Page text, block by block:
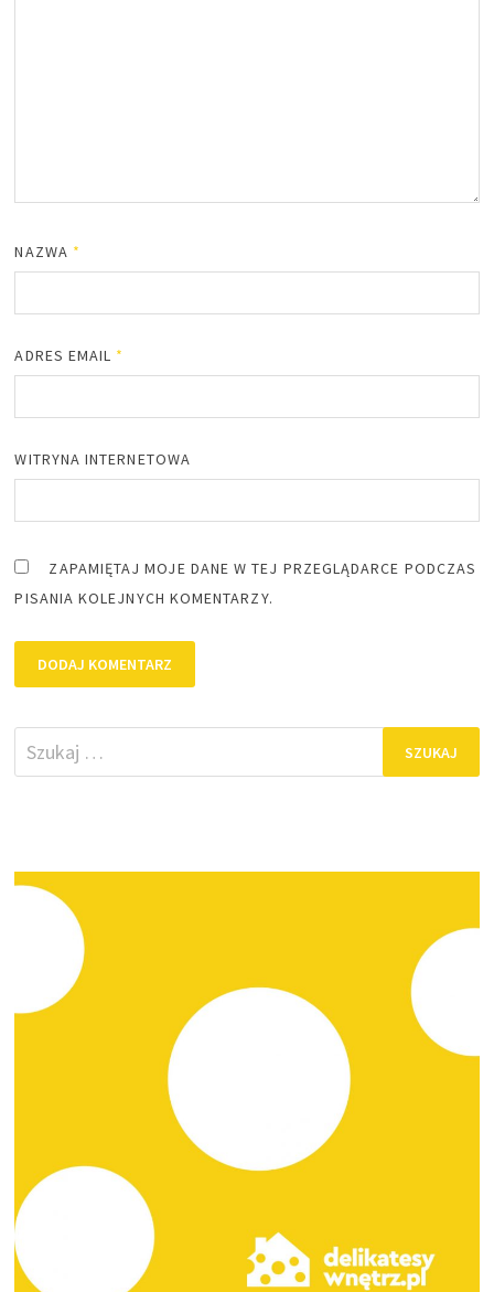
NAZWA *
ADRES EMAIL *
WITRYNA INTERNETOWA
ZAPAMIĘTAJ MOJE DANE W TEJ PRZEGLĄDARCE PODCZAS
PISANIA KOLEJNYCH KOMENTARZY.
Szukaj: